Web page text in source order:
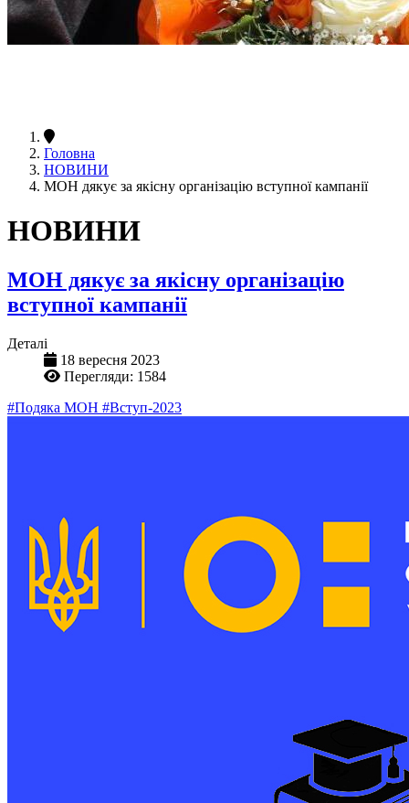
Головна
НОВИНИ
МОН дякує за якісну організацію вступної кампанії
НОВИНИ
МОН дякує за якісну організацію
вступної кампанії
Деталі
18 вересня 2023
Перегляди: 1584
#Подяка МОН #Вступ-2023